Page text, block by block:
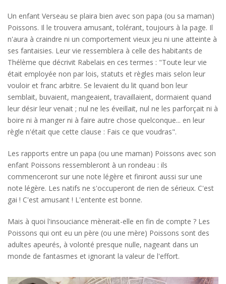
Un enfant Verseau se plaira bien avec son papa (ou sa maman)
Poissons. Il le trouvera amusant, tolérant, toujours à la page. Il
n'aura à craindre ni un comportement vieux jeu ni une atteinte à
ses fantaisies. Leur vie ressemblera à celle des habitants de
Thélème que décrivit Rabelais en ces termes : "Toute leur vie
était employée non par lois, statuts et règles mais selon leur
vouloir et franc arbitre. Se levaient du lit quand bon leur
semblait, buvaient, mangeaient, travaillaient, dormaient quand
leur désir leur venait ; nul ne les éveillait, nul ne les parforçait ni à
boire ni à manger ni à faire autre chose quelconque... en leur
règle n'était que cette clause : Fais ce que voudras".
Les rapports entre un papa (ou une maman) Poissons avec son
enfant Poissons ressembleront à un rondeau : ils
commenceront sur une note légère et finiront aussi sur une
note légère. Les natifs ne s'occuperont de rien de sérieux. C'est
gai ! C'est amusant ! L'entente est bonne.
Mais à quoi l'insouciance mènerait-elle en fin de compte ? Les
Poissons qui ont eu un père (ou une mère) Poissons sont des
adultes apeurés, à volonté presque nulle, nageant dans un
monde de fantasmes et ignorant la valeur de l'effort.